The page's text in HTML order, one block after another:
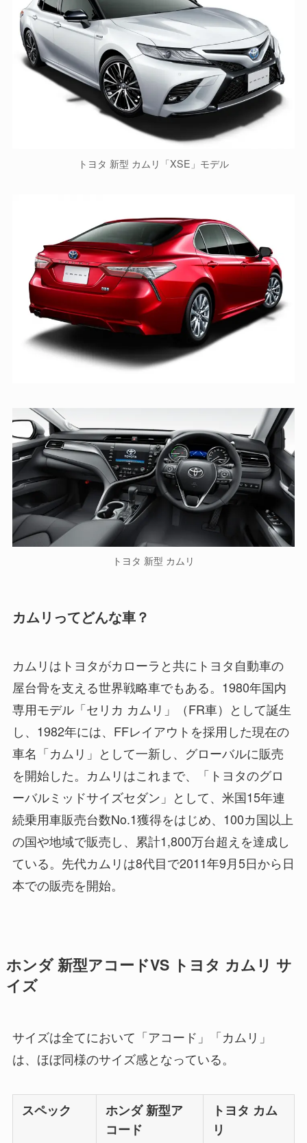
トヨタ 新型 カムリ「XSE」モデル
トヨタ 新型 カムリ
カムリってどんな車？
カムリはトヨタがカローラと共にトヨタ自動車の
屋台骨を支える世界戦略車でもある。1980年国内
専用モデル「セリカ カムリ」（FR車）として誕生
し、1982年には、FFレイアウトを採用した現在の
車名「カムリ」として一新し、グローバルに販売
を開始した。カムリはこれまで、「トヨタのグロ
ーバルミッドサイズセダン」として、米国15年連
続乗用車販売台数No.1獲得をはじめ、100カ国以上
の国や地域で販売し、累計1,800万台超えを達成し
ている。先代カムリは8代目で2011年9月5日から日
本での販売を開始。
ホンダ 新型アコードVS トヨタ カムリ サ
イズ
サイズは全てにおいて「アコード」「カムリ」
は、ほぼ同様のサイズ感となっている。
スペック
ホンダ 新型ア
コード
トヨタ カム
リ